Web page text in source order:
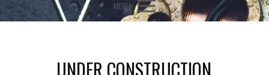
MENU
UNDER CONSTRUCTION